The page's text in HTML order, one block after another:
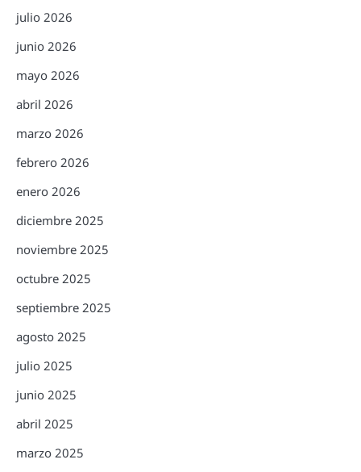
julio 2026
junio 2026
mayo 2026
abril 2026
marzo 2026
febrero 2026
enero 2026
diciembre 2025
noviembre 2025
octubre 2025
septiembre 2025
agosto 2025
julio 2025
junio 2025
abril 2025
marzo 2025